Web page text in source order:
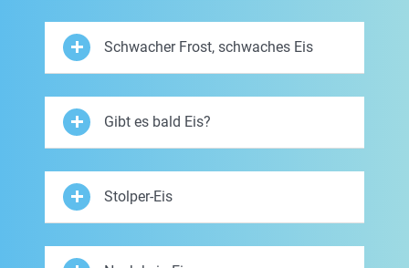
Schwacher Frost, schwaches Eis
Gibt es bald Eis?
Stolper-Eis